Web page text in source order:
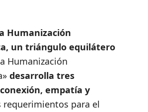
Humanización
un triángulo equilátero
Humanización
desarrolla tres
empatía y
requerimientos para el